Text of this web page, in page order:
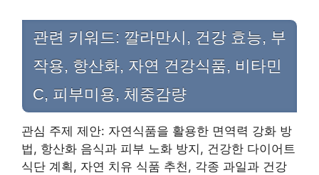
관련 키워드: 깔라만시, 건강 효능, 부
작용, 항산화, 자연 건강식품, 비타민
C, 피부미용, 체중감량
관심 주제 제안: 자연식품을 활용한 면역력 강화 방
법, 항산화 음식과 피부 노화 방지, 건강한 다이어트
식단 계획, 자연 치유 식품 추천, 각종 과일과 건강